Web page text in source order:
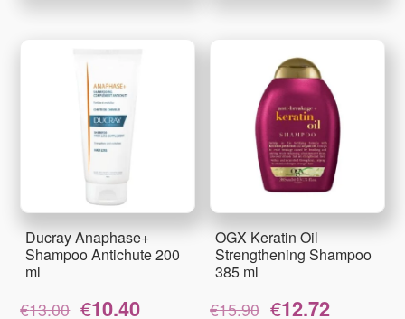
Ducray Anaphase+
Shampoo Antichute 200
ml
€13.00
Original
€10.40
OGX Keratin Oil
Strengthening Shampoo
385 ml
€15.90
Original
€12.72